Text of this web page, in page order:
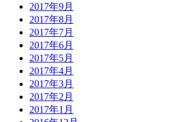
2017年9月
2017年8月
2017年7月
2017年6月
2017年5月
2017年4月
2017年3月
2017年2月
2017年1月